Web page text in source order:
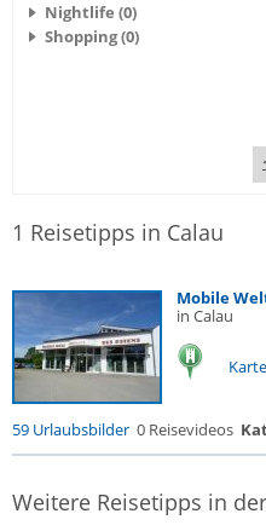
Nightlife (0)
Shopping (0)
1 Reisetipps in Calau
Mobile
in Calau
Karte
59 Urlaubsbilder 0 Reisevideos
Weitere Reisetipps in